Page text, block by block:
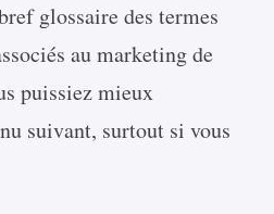
glossaire des termes
au marketing de
puissiez mieux
suivant, surtout si vous